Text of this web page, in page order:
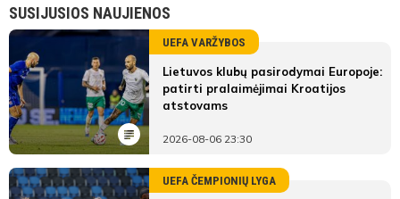
SUSIJUSIOS NAUJIENOS
UEFA VARŽYBOS
Lietuvos klubų pasirodymai Europoje:
patirti pralaimėjimai Kroatijos
atstovams
2026-08-06 23:30
UEFA ČEMPIONIŲ LYGA